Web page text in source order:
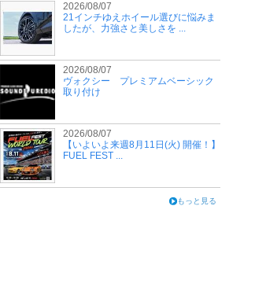
2026/08/07
21インチゆえホイール選びに悩みま
したが、力強さと美しさを ...
2026/08/07
ヴォクシー プレミアムベーシック
取り付け
2026/08/07
【いよいよ来週8月11日(火) 開催！】
FUEL FEST ...
もっと見る